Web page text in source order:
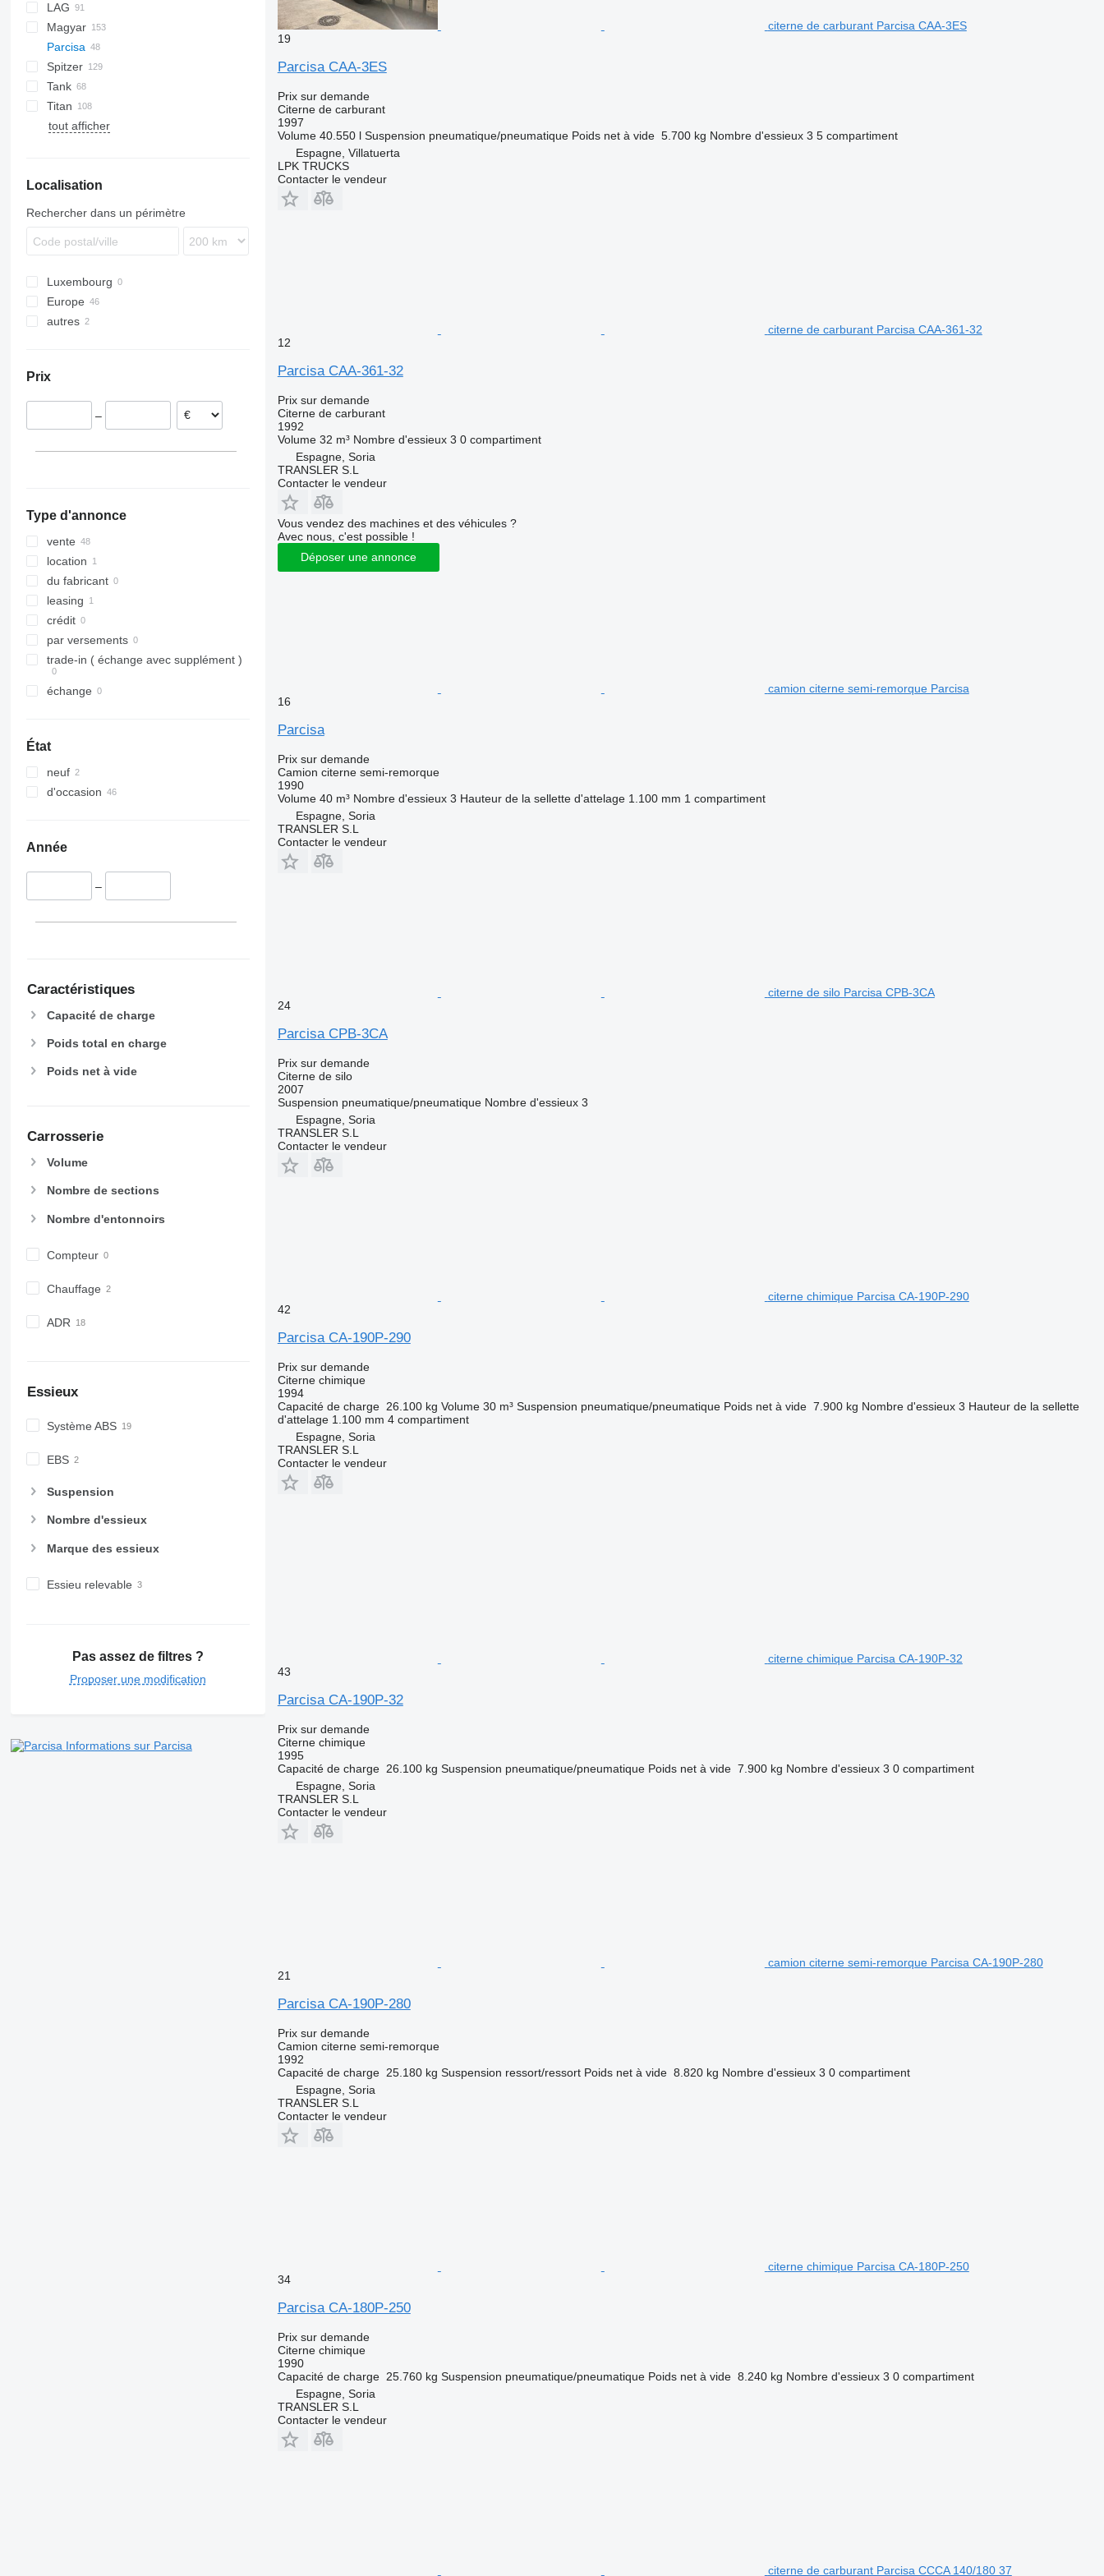
NG
BPDO
BPO
LPG
TF
EUT
KIP
TSA
ASW
TX
Stralis
Modulo
TSA
SSK
SSL
STB
STS
LAG
0-3
GSA
O-3
TGS
Magyar
S-series
SR
SA
SL
L-series
CM
MACOLA
Parcisa
SCT
TS
Spitzer
SF
SK
LPG
OPL 38
Tank
Titan
SP
ADR
97
NS
LPG
tout afficher
Localisation
Rechercher dans un périmètre
Luxembourg
Europe
Espagne
France
Pologne
autres
Prix
–
Type d'annonce
vente
location
du fabricant
leasing
crédit
par versements
trade-in ( échange avec supplément )
échange
État
neuf
d'occasion
Année
–
Caractéristiques
Capacité de charge
Poids total en charge
Poids net à vide
Carrosserie
Volume
Nombre de sections
Nombre d'entonnoirs
Compteur
Chauffage
ADR
Essieux
Système ABS
EBS
Suspension
Nombre d'essieux
Marque des essieux
Essieu relevable
Pas assez de filtres ?
Proposer une modification
Informations sur Parcisa
citerne de carburant Parcisa CAA-3ES
19
Parcisa CAA-3ES
Prix sur demande
Citerne de carburant
1997
Volume 40.550 l Suspension pneumatique/pneumatique Poids net à vide 5.700 kg Nombre d'essieux 3 5 compartiment
Espagne, Villatuerta
LPK TRUCKS
Contacter le vendeur
citerne de carburant Parcisa CAA-361-32
12
Parcisa CAA-361-32
Prix sur demande
Citerne de carburant
1992
Volume 32 m³ Nombre d'essieux 3 0 compartiment
Espagne, Soria
TRANSLER S.L
Contacter le vendeur
Vous vendez des machines et des véhicules ?
Avec nous, c'est possible !
Déposer une annonce
camion citerne semi-remorque Parcisa
16
Parcisa
Prix sur demande
Camion citerne semi-remorque
1990
Volume 40 m³ Nombre d'essieux 3 Hauteur de la sellette d'attelage 1.100 mm 1 compartiment
Espagne, Soria
TRANSLER S.L
Contacter le vendeur
citerne de silo Parcisa CPB-3CA
24
Parcisa CPB-3CA
Prix sur demande
Citerne de silo
2007
Suspension pneumatique/pneumatique Nombre d'essieux 3
Espagne, Soria
TRANSLER S.L
Contacter le vendeur
citerne chimique Parcisa CA-190P-290
42
Parcisa CA-190P-290
Prix sur demande
Citerne chimique
1994
Capacité de charge 26.100 kg Volume 30 m³ Suspension pneumatique/pneumatique Poids net à vide 7.900 kg Nombre d'essieux 3 Hauteur de la sellette
d'attelage 1.100 mm 4 compartiment
Espagne, Soria
TRANSLER S.L
Contacter le vendeur
citerne chimique Parcisa CA-190P-32
43
Parcisa CA-190P-32
Prix sur demande
Citerne chimique
1995
Capacité de charge 26.100 kg Suspension pneumatique/pneumatique Poids net à vide 7.900 kg Nombre d'essieux 3 0 compartiment
Espagne, Soria
TRANSLER S.L
Contacter le vendeur
camion citerne semi-remorque Parcisa CA-190P-280
21
Parcisa CA-190P-280
Prix sur demande
Camion citerne semi-remorque
1992
Capacité de charge 25.180 kg Suspension ressort/ressort Poids net à vide 8.820 kg Nombre d'essieux 3 0 compartiment
Espagne, Soria
TRANSLER S.L
Contacter le vendeur
citerne chimique Parcisa CA-180P-250
34
Parcisa CA-180P-250
Prix sur demande
Citerne chimique
1990
Capacité de charge 25.760 kg Suspension pneumatique/pneumatique Poids net à vide 8.240 kg Nombre d'essieux 3 0 compartiment
Espagne, Soria
TRANSLER S.L
Contacter le vendeur
citerne de carburant Parcisa CCCA 140/180 37